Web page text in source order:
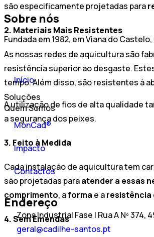
Sobre nós
Fundada em 1982, em Viana do
Início
Soluções
Quem Somos
MonCad®
Impacto
Contactos
Endereço
Zona Industrial Fase I Rua A Nº 374,
geral@cadilhe-santos.pt
são especificamente projetadas para
2. Materiais Mais Resistentes
As nossas redes de aquicultura são
resistência superior ao desgaste.
tempo. Além disso, são resistentes à
A utilização de fios de alta qualidade
a segurança dos peixes.
3. Feito à Medida
Cada instalação de aquicultura tem
são projetadas paraatender a essas
comprimento, aforma e aresistência
4. Sem Emendas